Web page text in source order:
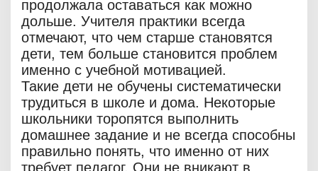
продолжала оставаться как можно
дольше. Учителя практики всегда
отмечают, что чем старше становятся
дети, тем больше становится проблем
именно с учебной мотивацией.
Такие дети не обучены систематически
трудиться в школе и дома. Некоторые
школьники торопятся выполнить
домашнее задание и не всегда способны
правильно понять, что именно от них
требует педагог. Они не вникают в